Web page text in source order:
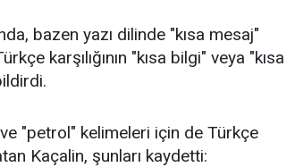
bazen yazı dilinde "kısa mesaj"
karşılığının "kısa bilgi" veya "kısa
"petrol" kelimeleri için de Türkçe
Kaçalin, şunları kaydetti: